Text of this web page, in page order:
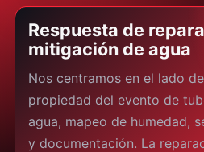
Respuesta de
mitigación de agua
Nos centramos en el lado
propiedad del evento de
agua, mapeo de humedad,
y documentación. La